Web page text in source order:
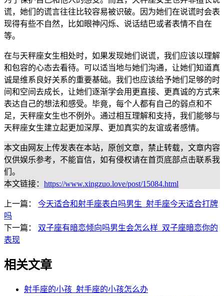
谎，她们的谎言往往比较容易被识破。因为她们在说谎时会表
现得有些不自然，比如眼神闪烁、说话结巴或者表情不自在
等。
在与天秤座女生相处时，如果发现她们说谎，我们应该以理解
和包容的心态去看待。可以适当地与她们沟通，让她们知道真
诚是维系良好关系的重要基础。我们也应该给予她们足够的时
间和空间去成长，让她们逐渐学会用更直接、更真诚的方式来
表达自己的想法和感受。毕竟，每个人都有自己的弱点和不
足，天秤座女生也不例外。通过相互理解和支持，我们能够与
天秤座女生建立起更加深厚、更加真实的友谊或者感情。
本文由网友上传发表在本站，原创文章，禁止转载，文章内容
仅供娱乐参考，不能盲信，如有侵权请在首页底部点击联系我
们。
本文链接： https://www.xingzuo.love/post/15084.html
上一篇： 今天适合和射手座表白吗男生_射手座今天适合打牌
吗
下一篇： 双子座有暗恋倾向吗男生会怎么样_双子座暗恋你的
表现
相关文章
射手座的小孩_射手座的小孩怎么办